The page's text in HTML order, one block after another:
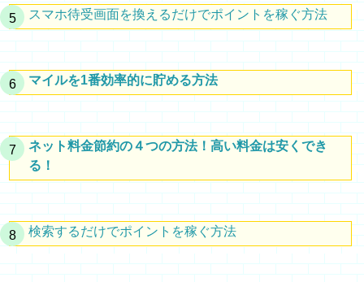
スマホ待受画面を換えるだけでポイントを稼ぐ方法
マイルを1番効率的に貯める方法
ネット料金節約の４つの方法！高い料金は安くでき
る！
検索するだけでポイントを稼ぐ方法